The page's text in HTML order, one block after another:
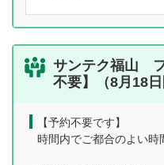
サンテク福山
不要】（8月18日
【予約不要です】
時間内でご都合のよい時